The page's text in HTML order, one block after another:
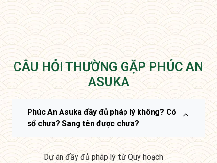
CÂU HỎI THƯỜNG GẶP PHÚC AN
ASUKA
Phúc An Asuka đầy đủ pháp lý không? Có
sổ chưa? Sang tên được chưa?
Dự án đầy đủ pháp lý từ Quy hoạch